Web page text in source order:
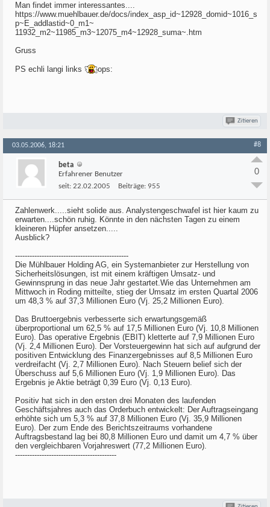
Man findet immer interessantes....
https://www.muehlbauer.de/docs/index_asp_id~12928_domid~1016_s
p~E_addlastid~0_m1~
11932_m2~11985_m3~12075_m4~12928_suma~.htm
Gruss
PS echli langi links ops:
Zitieren
03.05.2006, 18:21 #8
beta
Erfahrener Benutzer
seit: 22.02.2005 Beiträge: 955
0
Zahlenwerk.....sieht solide aus. Analystengeschwafel ist hier kaum zu
erwarten....schön ruhig. Könnte in den nächsten Tagen zu einem
kleineren Hüpfer ansetzen.....
Ausblick?
-----------------------------------------------
Die Mühlbauer Holding AG, ein Systemanbieter zur Herstellung von
Sicherheitslösungen, ist mit einem kräftigen Umsatz- und
Gewinnsprung in das neue Jahr gestartet.Wie das Unternehmen am
Mittwoch in Roding mitteilte, stieg der Umsatz im ersten Quartal 2006
um 48,3 % auf 37,3 Millionen Euro (Vj. 25,2 Millionen Euro).
Das Bruttoergebnis verbesserte sich erwartungsgemäß
überproportional um 62,5 % auf 17,5 Millionen Euro (Vj. 10,8 Millionen
Euro). Das operative Ergebnis (EBIT) kletterte auf 7,9 Millionen Euro
(Vj. 2,4 Millionen Euro). Der Vorsteuergewinn hat sich auf aufgrund der
positiven Entwicklung des Finanzergebnisses auf 8,5 Millionen Euro
verdreifacht (Vj. 2,7 Millionen Euro). Nach Steuern belief sich der
Überschuss auf 5,6 Millionen Euro (Vj. 1,9 Millionen Euro). Das
Ergebnis je Aktie beträgt 0,39 Euro (Vj. 0,13 Euro).
Positiv hat sich in den ersten drei Monaten des laufenden
Geschäftsjahres auch das Orderbuch entwickelt: Der Auftragseingang
erhöhte sich um 5,3 % auf 37,8 Millionen Euro (Vj. 35,9 Millionen
Euro). Der zum Ende des Berichtszeitraums vorhandene
Auftragsbestand lag bei 80,8 Millionen Euro und damit um 4,7 % über
den vergleichbaren Vorjahreswert (77,2 Millionen Euro).
------------------------------------------